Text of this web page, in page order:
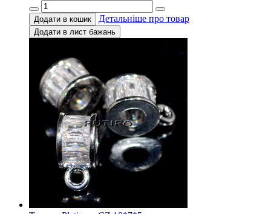
Додати в кошик Детальніше про товар
Додати в лист бажань